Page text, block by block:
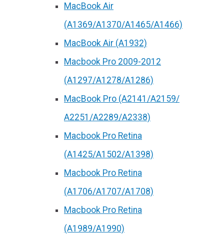
MacBook Air
(A1369/A1370/A1465/A1466)
MacBook Air (A1932)
Macbook Pro 2009-2012
(A1297/A1278/A1286)
MacBook Pro (А2141/А2159/
А2251/A2289/A2338)
Macbook Pro Retina
(А1425/A1502/A1398)
Macbook Pro Retina
(А1706/A1707/A1708)
Macbook Pro Retina
(А1989/A1990)